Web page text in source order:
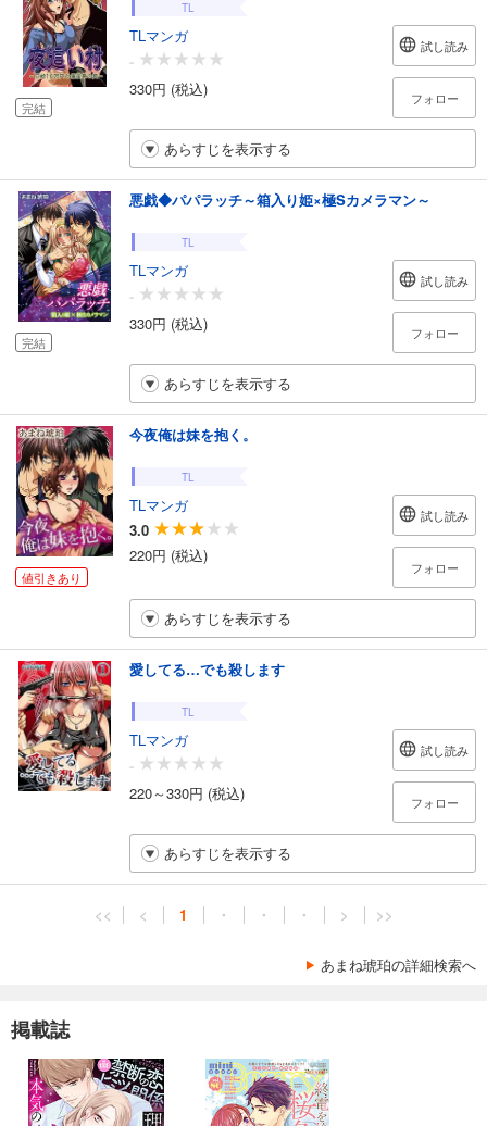
完結
TL
TLマンガ
-
330円 (税込)
試し読み
フォロー
あらすじを表示する
完結
悪戯◆パパラッチ～箱入り姫×極Sカメラマン～
TL
TLマンガ
-
330円 (税込)
試し読み
フォロー
あらすじを表示する
値引きあり
今夜俺は妹を抱く。
TL
TLマンガ
3.0
220円 (税込)
試し読み
フォロー
あらすじを表示する
愛してる…でも殺します
TL
TLマンガ
-
220～330円 (税込)
試し読み
フォロー
あらすじを表示する
<< < 1 ・ ・ ・ > >>
あまね琥珀の詳細検索へ
掲載誌